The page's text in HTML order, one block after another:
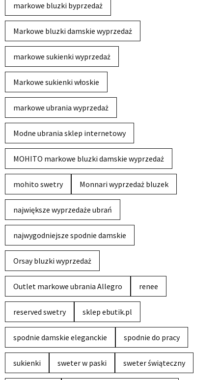
markowe bluzki byprzedaż
Markowe bluzki damskie wyprzedaż
markowe sukienki wyprzedaż
Markowe sukienki włoskie
markowe ubrania wyprzedaż
Modne ubrania sklep internetowy
MOHITO markowe bluzki damskie wyprzedaż
mohito swetry Monnari wyprzedaż bluzek
największe wyprzedaże ubrań
najwygodniejsze spodnie damskie
Orsay bluzki wyprzedaż
Outlet markowe ubrania Allegro renee
reserved swetry sklep ebutik.pl
spodnie damskie eleganckie spodnie do pracy
sukienki sweter w paski sweter świąteczny